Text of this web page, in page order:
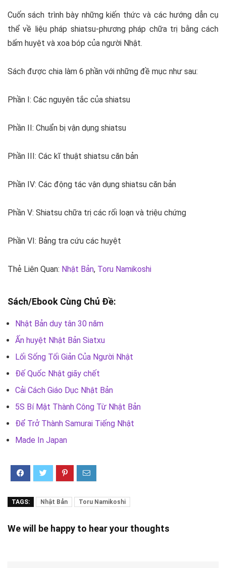
Cuốn sách trình bày những kiến thức và các hướng dẫn cụ
thể về liệu pháp shiatsu-phương pháp chữa trị bằng cách
bấm huyệt và xoa bóp của người Nhật.
Sách được chia làm 6 phần với những đề mục như sau:
Phần I: Các nguyên tắc của shiatsu
Phần II: Chuẩn bị vận dụng shiatsu
Phần III: Các kĩ thuật shiatsu căn bản
Phần IV: Các động tác vận dụng shiatsu căn bản
Phần V: Shiatsu chữa trị các rối loạn và triệu chứng
Phần VI: Bảng tra cứu các huyệt
Thẻ Liên Quan: Nhật Bản, Toru Namikoshi
Sách/Ebook Cùng Chủ Đề:
Nhật Bản duy tân 30 năm
Ấn huyệt Nhật Bản Siatxu
Lối Sống Tối Giản Của Người Nhật
Đế Quốc Nhật giãy chết
Cải Cách Giáo Dục Nhật Bản
5S Bí Mật Thành Công Từ Nhật Bản
Để Trở Thành Samurai Tiếng Nhật
Made In Japan
TAGS: Nhật Bản Toru Namikoshi
We will be happy to hear your thoughts